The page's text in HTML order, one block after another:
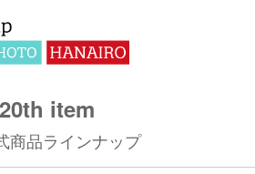
20th item
商品ラインナップ